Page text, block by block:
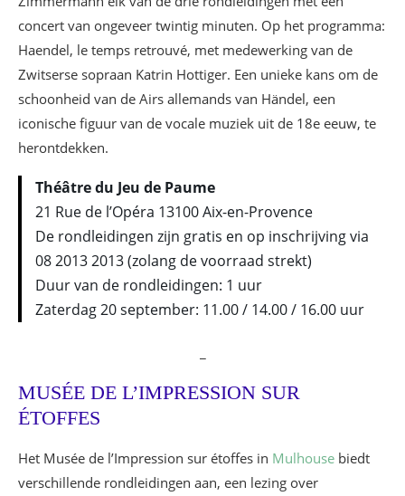
concert van ongeveer twintig minuten. Op het programma:
Haendel, le temps retrouvé, met medewerking van de
Zwitserse sopraan Katrin Hottiger. Een unieke kans om de
schoonheid van de Airs allemands van Händel, een
iconische figuur van de vocale muziek uit de 18e eeuw, te
herontdekken.
Théâtre du Jeu de Paume
21 Rue de l’Opéra 13100 Aix-en-Provence
De rondleidingen zijn gratis en op inschrijving via
08 2013 2013 (zolang de voorraad strekt)
Duur van de rondleidingen: 1 uur
Zaterdag 20 september: 11.00 / 14.00 / 16.00 uur
MUSÉE DE L’IMPRESSION SUR
ÉTOFFES
Het Musée de l’Impression sur étoffes in Mulhouse biedt
verschillende rondleidingen aan, een lezing over